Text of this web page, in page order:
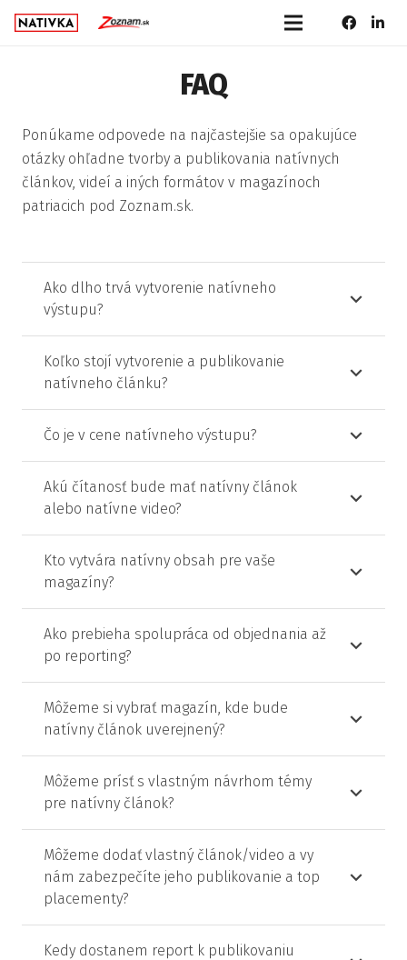
FAQ
Ponúkame odpovede na najčastejšie sa opakujúce
otázky ohľadne tvorby a publikovania natívnych
článkov, videí a iných formátov v magazínoch
patriacich pod Zoznam.sk.
Ako dlho trvá vytvorenie natívneho
výstupu?
Koľko stojí vytvorenie a publikovanie
natívneho článku?
Čo je v cene natívneho výstupu?
Akú čítanosť bude mať natívny článok
alebo natívne video?
Kto vytvára natívny obsah pre vaše
magazíny?
Ako prebieha spolupráca od objednania až
po reporting?
Môžeme si vybrať magazín, kde bude
natívny článok uverejnený?
Môžeme prísť s vlastným návrhom témy
pre natívny článok?
Môžeme dodať vlastný článok/video a vy
nám zabezpečíte jeho publikovanie a top
placementy?
Kedy dostanem report k publikovaniu